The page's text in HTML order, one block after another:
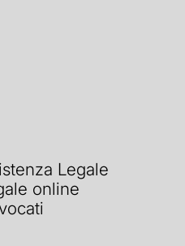
Legale
online